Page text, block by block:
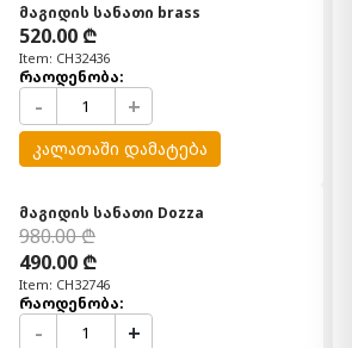
მაგიდის სანათი brass
520.00 ₾
Item: CH32436
რაოდენობა:
- +
კალათაში დამატება
მაგიდის სანათი Dozza
980.00 ₾
490.00 ₾
Item: CH32746
რაოდენობა:
- +